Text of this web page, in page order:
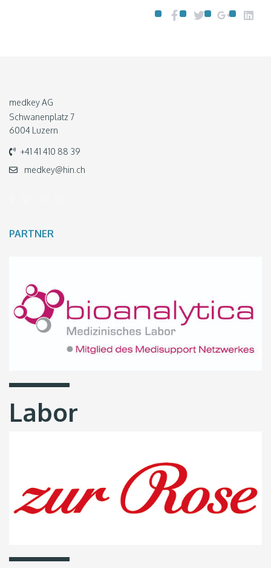
medkey AG
Schwanenplatz 7
6004 Luzern
+41 41 410 88 39
medkey@hin.ch
PARTNER
Labor